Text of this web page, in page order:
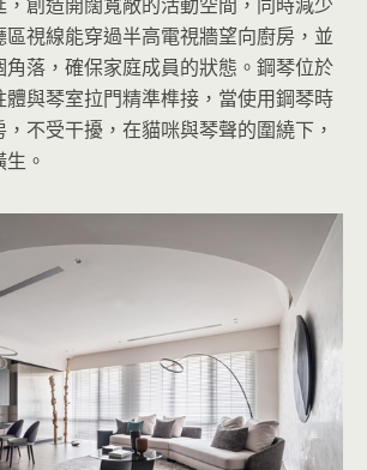
，創造開闊寬敞的活動空間，同時減少
視線能穿過半高電視牆望向廚房，並
角落，確保家庭成員的狀態。鋼琴位於
與琴室拉門精準榫接，當使用鋼琴時
不受干擾，在貓咪與琴聲的圍繞下，
。